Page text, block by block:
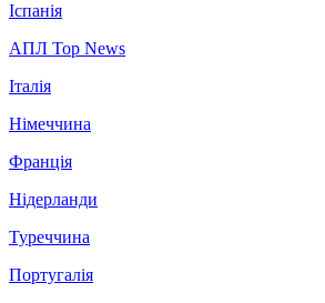
Іспанія
АПЛ Top News
Італія
Німеччина
Франція
Нідерланди
Туреччина
Португалія